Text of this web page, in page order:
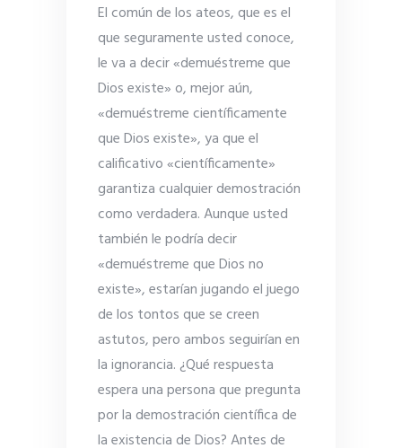
El común de los ateos, que es el
que seguramente usted conoce,
le va a decir «demuéstreme que
Dios existe» o, mejor aún,
«demuéstreme científicamente
que Dios existe», ya que el
calificativo «científicamente»
garantiza cualquier demostración
como verdadera. Aunque usted
también le podría decir
«demuéstreme que Dios no
existe», estarían jugando el juego
de los tontos que se creen
astutos, pero ambos seguirían en
la ignorancia. ¿Qué respuesta
espera una persona que pregunta
por la demostración científica de
la existencia de Dios? Antes de